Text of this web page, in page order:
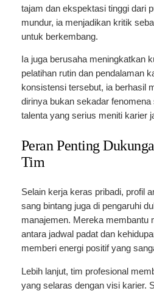
tajam dan ekspektasi tinggi dari
mundur, ia menjadikan kritik
untuk berkembang.
Ia juga berusaha meningkatkan
pelatihan rutin dan pendalaman
konsistensi tersebut, ia berhasil
dirinya bukan sekadar
talenta yang serius meniti karier
Peran Penting
Tim
Selain kerja keras pribadi, profil
sang bintang juga di pengaruhi
manajemen. Mereka membantu
antara jadwal padat dan
memberi energi positif yang
Lebih lanjut, tim profesional
yang selaras dengan visi karier.